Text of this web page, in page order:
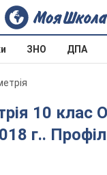
ЗНО ДПА
10 клас
г..